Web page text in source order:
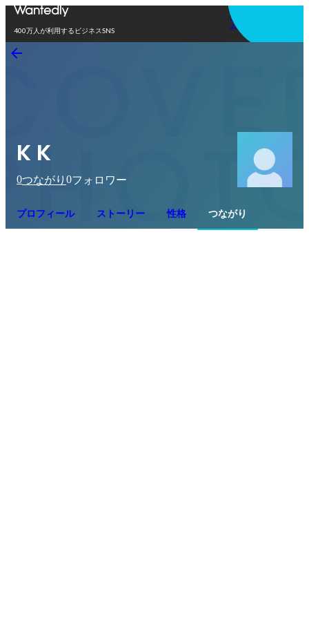
400万人が利用するビジネスSNS
アプリを使う
K K
0つながり 0フォロワー
プロフィール ストーリー 性格 つながり